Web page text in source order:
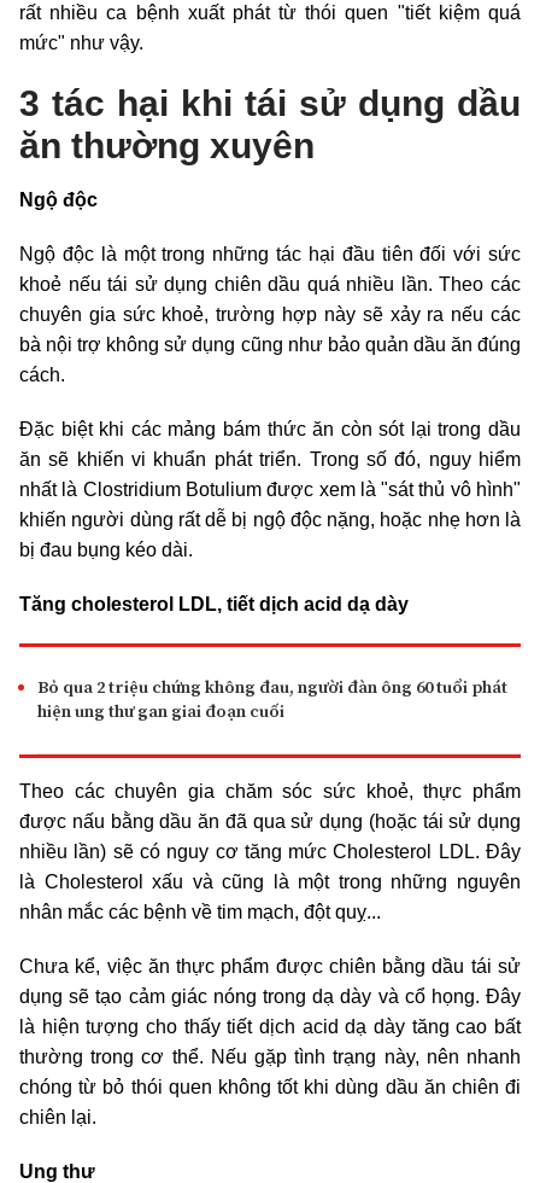
rất nhiều ca bệnh xuất phát từ thói quen "tiết kiệm quá
mức" như vậy.
3 tác hại khi tái sử dụng dầu
ăn thường xuyên
Ngộ độc
Ngộ độc là một trong những tác hại đầu tiên đối với sức
khoẻ nếu tái sử dụng chiên dầu quá nhiều lần. Theo các
chuyên gia sức khoẻ, trường hợp này sẽ xảy ra nếu các
bà nội trợ không sử dụng cũng như bảo quản dầu ăn đúng
cách.
Đặc biệt khi các mảng bám thức ăn còn sót lại trong dầu
ăn sẽ khiến vi khuẩn phát triển. Trong số đó, nguy hiểm
nhất là Clostridium Botulium được xem là "sát thủ vô hình"
khiến người dùng rất dễ bị ngộ độc nặng, hoặc nhẹ hơn là
bị đau bụng kéo dài.
Tăng cholesterol LDL, tiết dịch acid dạ dày
Bỏ qua 2 triệu chứng không đau, người đàn ông 60 tuổi phát
hiện ung thư gan giai đoạn cuối
Theo các chuyên gia chăm sóc sức khoẻ, thực phẩm
được nấu bằng dầu ăn đã qua sử dụng (hoặc tái sử dụng
nhiều lần) sẽ có nguy cơ tăng mức Cholesterol LDL. Đây
là Cholesterol xấu và cũng là một trong những nguyên
nhân mắc các bệnh về tim mạch, đột quỵ...
Chưa kể, việc ăn thực phẩm được chiên bằng dầu tái sử
dụng sẽ tạo cảm giác nóng trong dạ dày và cổ họng. Đây
là hiện tượng cho thấy tiết dịch acid dạ dày tăng cao bất
thường trong cơ thể. Nếu gặp tình trạng này, nên nhanh
chóng từ bỏ thói quen không tốt khi dùng dầu ăn chiên đi
chiên lại.
Ung thư